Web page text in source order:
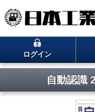
ログイン
自動認識